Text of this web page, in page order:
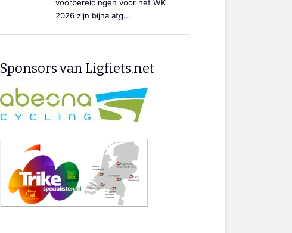
voorbereidingen voor het WK
2026 zijn bijna afg...
Sponsors van Ligfiets.net